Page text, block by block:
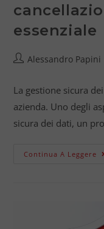
essenziale
Alessandro Papini
La gestione sicura
azienda. Uno degli
sicura dei dati, un
Continua A Leggere